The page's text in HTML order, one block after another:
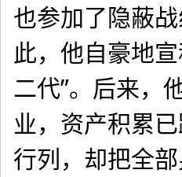
也参加了隐蔽
此，他自豪地
二代”。后来，
业，资产积累
行列，却把全